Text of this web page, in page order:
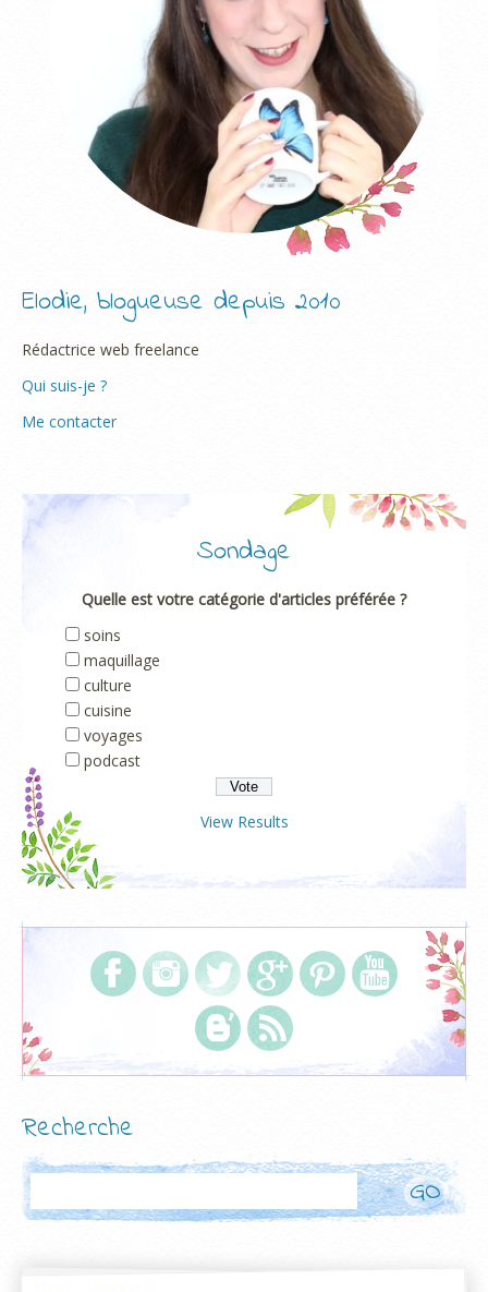
Elodie, blogueuse depuis 2010
Rédactrice web freelance
Qui suis-je ?
Me contacter
Sondage
Quelle est votre catégorie d'articles préférée ?
soins
maquillage
culture
cuisine
voyages
podcast
View Results
Recherche